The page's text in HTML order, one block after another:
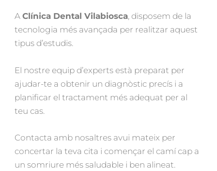
A Clínica Dental Vilabiosca, disposem de la
tecnologia més avançada per realitzar aquest
tipus d’estudis.
El nostre equip d’experts està preparat per
ajudar-te a obtenir un diagnòstic precís i a
planificar el tractament més adequat per al
teu cas.
Contacta amb nosaltres avui mateix per
concertar la teva cita i començar el camí cap a
un somriure més saludable i ben alineat.